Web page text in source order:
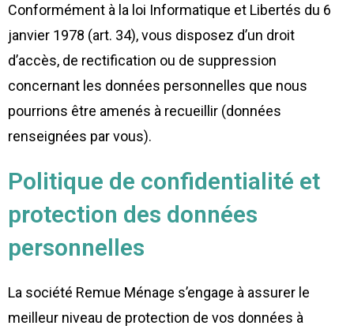
Conformément à la loi Informatique et Libertés du 6
janvier 1978 (art. 34), vous disposez d’un droit
d’accès, de rectification ou de suppression
concernant les données personnelles que nous
pourrions être amenés à recueillir (données
renseignées par vous).
Politique de confidentialité et
protection des données
personnelles
La société Remue Ménage s’engage à assurer le
meilleur niveau de protection de vos données à